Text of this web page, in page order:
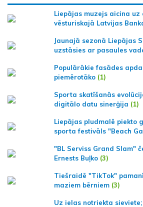
Liepājas muzejs aicina uz
vēsturiskajā Latvijas
Jaunajā sezonā Liepājas
uzstāsies ar pasaules
Populārākie fasādes
piemērotāko (1)
Sporta skatīšanās
digitālo datu sinerģija (1)
Liepājas pludmalē piekto
sporta festivāls "Beach
"BL Serviss Grand Slam"
Ernests Buļko (3)
Tiešraidē "TikTok"
maziem bērniem (3)
Uz ielas notriekta